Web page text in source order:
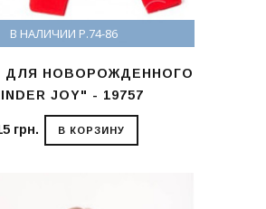
В НАЛИЧИИ Р.74-86
ДЛЯ НОВОРОЖДЕННОГО
JOY" - 19757
грн. В КОРЗИНУ